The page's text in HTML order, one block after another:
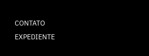
CONTATO
EXPEDIENTE